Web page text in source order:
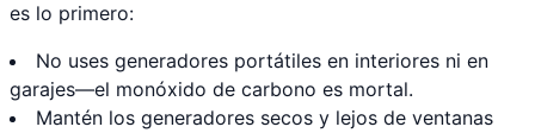
es lo primero:
No uses generadores portátiles en interiores ni en
garajes—el monóxido de carbono es mortal.
Mantén los generadores secos y lejos de ventanas